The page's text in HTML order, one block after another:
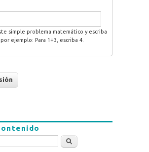
simple problema matemático y escriba
ejemplo: Para 1+3, escriba 4.
Buscar